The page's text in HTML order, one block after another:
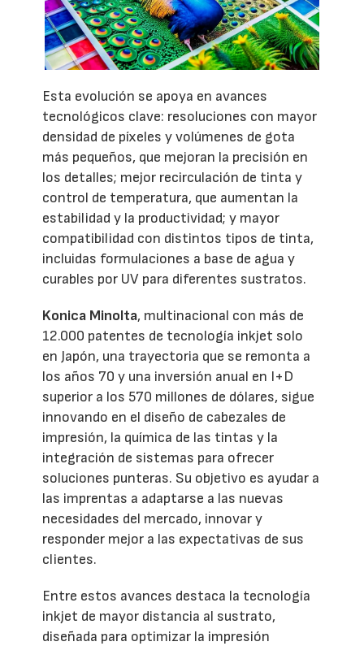
Esta evolución se apoya en avances
tecnológicos clave: resoluciones con mayor
densidad de píxeles y volúmenes de gota
más pequeños, que mejoran la precisión en
los detalles; mejor recirculación de tinta y
control de temperatura, que aumentan la
estabilidad y la productividad; y mayor
compatibilidad con distintos tipos de tinta,
incluidas formulaciones a base de agua y
curables por UV para diferentes sustratos.
Konica Minolta, multinacional con más de
12.000 patentes de tecnología inkjet solo
en Japón, una trayectoria que se remonta a
los años 70 y una inversión anual en I+D
superior a los 570 millones de dólares, sigue
innovando en el diseño de cabezales de
impresión, la química de las tintas y la
integración de sistemas para ofrecer
soluciones punteras. Su objetivo es ayudar a
las imprentas a adaptarse a las nuevas
necesidades del mercado, innovar y
responder mejor a las expectativas de sus
clientes.
Entre estos avances destaca la tecnología
inkjet de mayor distancia al sustrato,
diseñada para optimizar la impresión